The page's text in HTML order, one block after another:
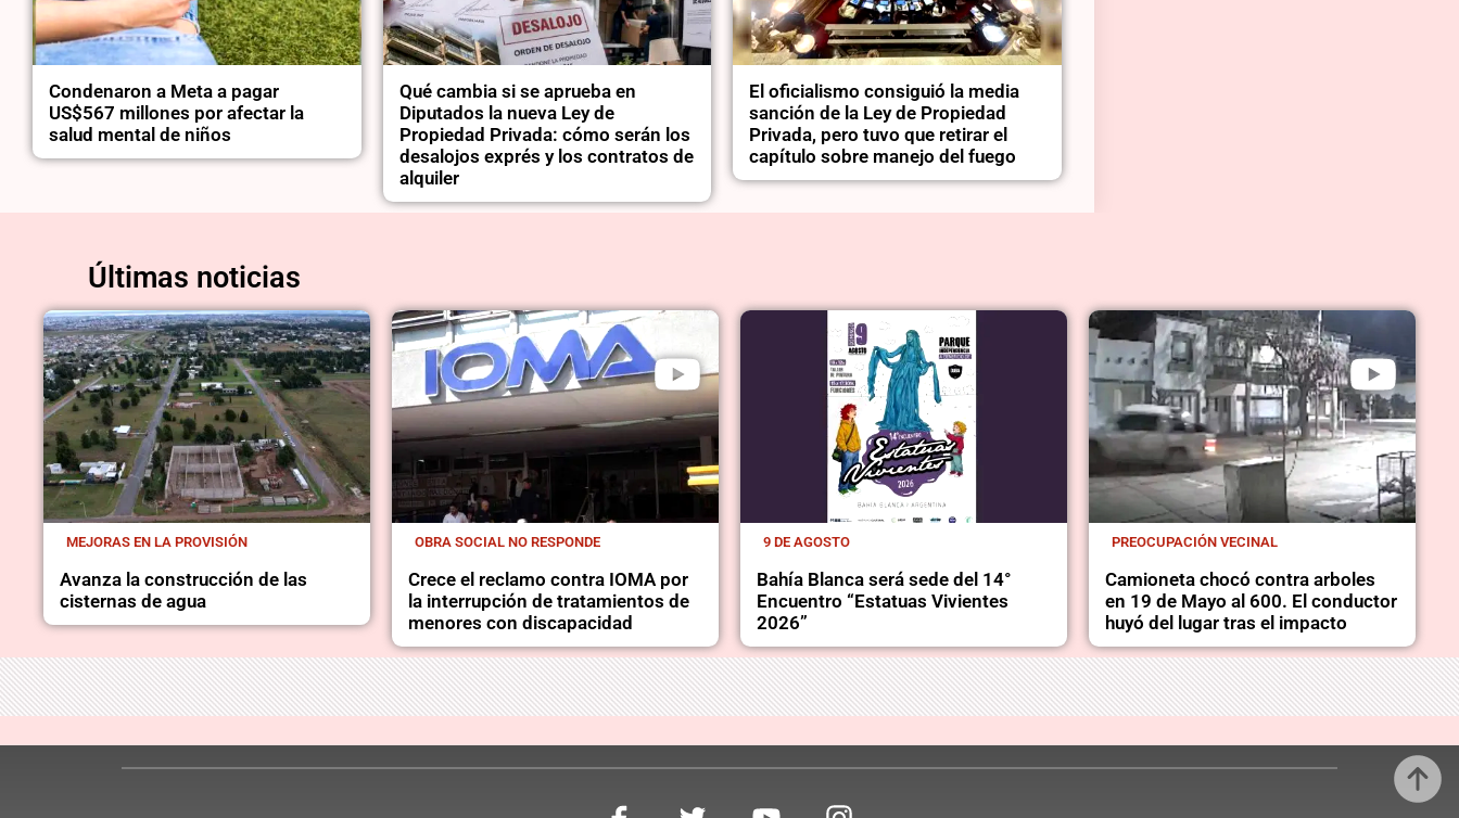
Condenaron a Meta a pagar
US$567 millones por afectar la
salud mental de niños
Qué cambia si se aprueba en
Diputados la nueva Ley de
Propiedad Privada: cómo serán los
desalojos exprés y los contratos de
alquiler
El oficialismo consiguió la media
sanción de la Ley de Propiedad
Privada, pero tuvo que retirar el
capítulo sobre manejo del fuego
Últimas noticias
MEJORAS EN LA PROVISIÓN
Avanza la construcción de las
cisternas de agua
OBRA SOCIAL NO RESPONDE
Crece el reclamo contra IOMA por
la interrupción de tratamientos de
menores con discapacidad
9 DE AGOSTO
Bahía Blanca será sede del 14°
Encuentro “Estatuas Vivientes
2026”
PREOCUPACIÓN VECINAL
Camioneta chocó contra arboles
en 19 de Mayo al 600. El conductor
huyó del lugar tras el impacto